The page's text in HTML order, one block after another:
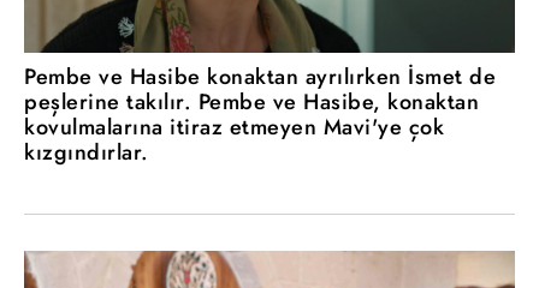
Pembe ve Hasibe konaktan ayrılırken İsmet de
peşlerine takılır. Pembe ve Hasibe, konaktan
kovulmalarına itiraz etmeyen Mavi'ye çok
kızgındırlar.